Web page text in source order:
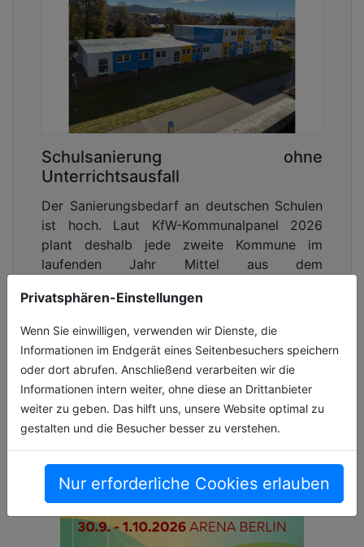
Privatsphären-Einstellungen
Wenn Sie einwilligen, verwenden wir Dienste, die
Informationen im Endgerät eines Seitenbesuchers speichern
oder dort abrufen. Anschließend verarbeiten wir die
Informationen intern weiter, ohne diese an Drittanbieter
weiter zu geben. Das hilft uns, unsere Website optimal zu
gestalten und die Besucher besser zu verstehen.
Nur erforderliche Cookies erlauben
Schulsanierung ohne
Unterrichtsausfall
Der Sanierungsbedarf an deutschen Schulen
ist hoch. Laut KfW-Kommunalpanel 2026
plant deshalb jede zweite Kommune im
laufenden Jahr Mittel aus dem
allgemein